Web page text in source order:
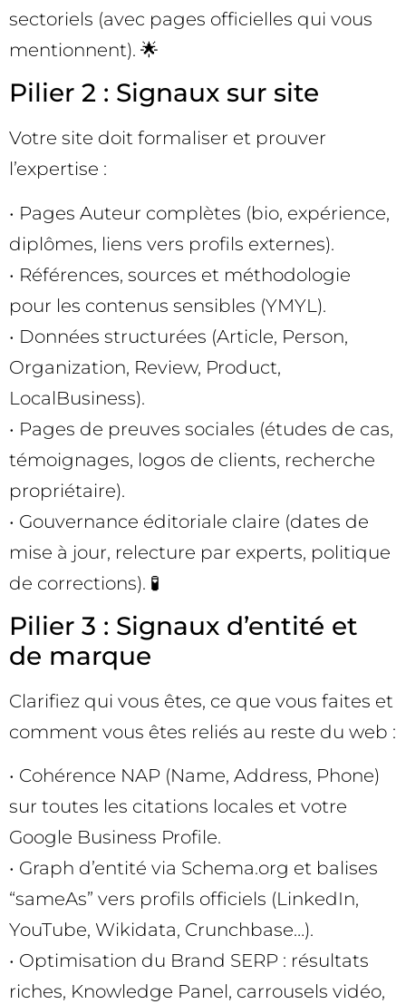
sectoriels (avec pages officielles qui vous
mentionnent). 🌟
Pilier 2 : Signaux sur site
Votre site doit formaliser et prouver
l’expertise :
• Pages Auteur complètes (bio, expérience,
diplômes, liens vers profils externes).
• Références, sources et méthodologie
pour les contenus sensibles (YMYL).
• Données structurées (Article, Person,
Organization, Review, Product,
LocalBusiness).
• Pages de preuves sociales (études de cas,
témoignages, logos de clients, recherche
propriétaire).
• Gouvernance éditoriale claire (dates de
mise à jour, relecture par experts, politique
de corrections). 🧪
Pilier 3 : Signaux d’entité et
de marque
Clarifiez qui vous êtes, ce que vous faites et
comment vous êtes reliés au reste du web :
• Cohérence NAP (Name, Address, Phone)
sur toutes les citations locales et votre
Google Business Profile.
• Graph d’entité via Schema.org et balises
“sameAs” vers profils officiels (LinkedIn,
YouTube, Wikidata, Crunchbase…).
• Optimisation du Brand SERP : résultats
riches, Knowledge Panel, carrousels vidéo,